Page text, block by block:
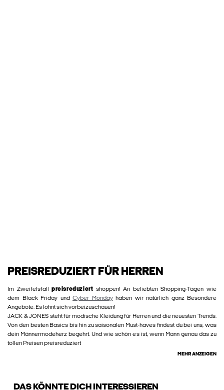
PREISREDUZIERT FÜR HERREN
Im Zweifelsfallpreisreduziert shoppen! An beliebten Shopping-Tagen wie
dem Black Friday und Cyber Mondayhaben wir natürlich ganz Besondere
Angebote. Es lohnt sich vorbeizuschauen!
JACK & JONES steht für modische Kleidung für Herren und die neuesten Trends.
Von den besten Basics bis hin zu saisonalen Must-haves findest du bei uns, was
dein Männermodeherz begehrt. Und wie schön es ist, wenn Mann genau das zu
tollen Preisen preisreduziert
MEHR ANZEIGEN
DAS KÖNNTE DICH INTERESSIEREN